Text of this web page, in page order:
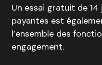
Un essai gratuit de
payantes est
l’ensemble des
engagement.